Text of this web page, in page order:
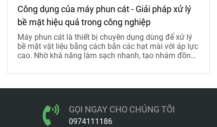
Công dụng của máy phun cát - Giải pháp xử lý
bề mặt hiệu quả trong công nghiệp
Máy phun cát là thiết bị chuyên dụng dùng để xử lý
bề mặt vật liệu bằng cách bắn các hạt mài với áp lực
cao. Nhờ khả năng làm sạch nhanh, tạo nhám đồng
dụng của máy phun cát ngày càng được ứng dụng
GỌI NGAY CHO CHÚNG TÔI
0974111186